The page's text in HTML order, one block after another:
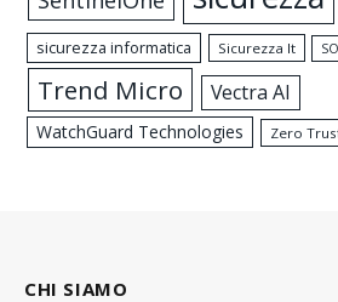
sicurezza informatica Sicurezza It
Trend Micro Vectra AI
WatchGuard Technologies Zero
CHI SIAMO